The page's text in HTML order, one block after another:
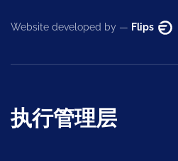
Website developed by — Flips
执行管理层